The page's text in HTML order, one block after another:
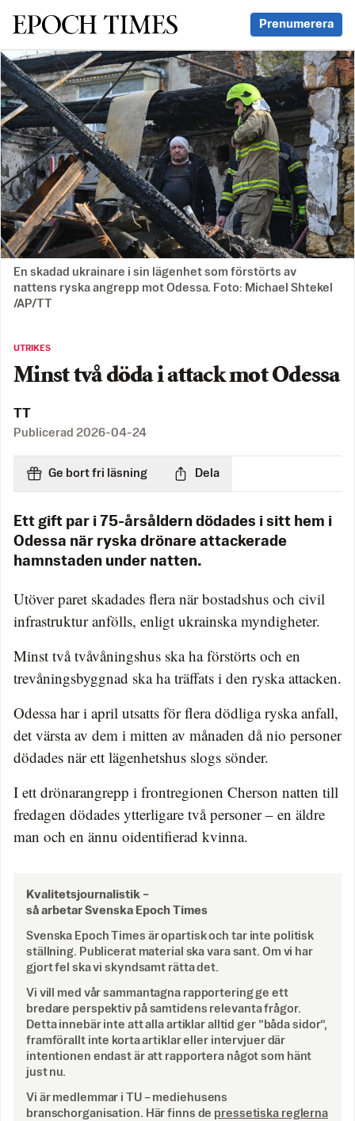
Svenska Epoch Times Prenumerera
En skadad ukrainare i sin lägenhet som förstörts av
nattens ryska angrepp mot Odessa. Foto: Michael Shtekel
/AP/TT
UTRIKES
Minst två döda i attack mot Odessa
TT
Publicerad 2026-04-24
Ge bort fri läsning Dela
Ett gift par i 75-årsåldern dödades i sitt hem i
Odessa när ryska drönare attackerade
hamnstaden under natten.
Utöver paret skadades flera när bostadshus och civil
infrastruktur anfölls, enligt ukrainska myndigheter.
Minst två tvåvåningshus ska ha förstörts och en
trevåningsbyggnad ska ha träffats i den ryska attacken.
Odessa har i april utsatts för flera dödliga ryska anfall,
det värsta av dem i mitten av månaden då nio personer
dödades när ett lägenhetshus slogs sönder.
I ett drönarangrepp i frontregionen Cherson natten till
fredagen dödades ytterligare två personer – en äldre
man och en ännu oidentifierad kvinna.
Kvalitetsjournalistik –
så arbetar Svenska Epoch Times
Svenska Epoch Times är opartisk och tar inte politisk
ställning. Publicerat material ska vara sant. Om vi har
gjort fel ska vi skyndsamt rätta det.
Vi vill med vår sammantagna rapportering ge ett
bredare perspektiv på samtidens relevanta frågor.
Detta innebär inte att alla artiklar alltid ger ”båda sidor”,
framförallt inte korta artiklar eller intervjuer där
intentionen endast är att rapportera något som hänt
just nu.
Vi är medlemmar i TU – mediehusens
branschorganisation. Här finns de pressetiska reglerna